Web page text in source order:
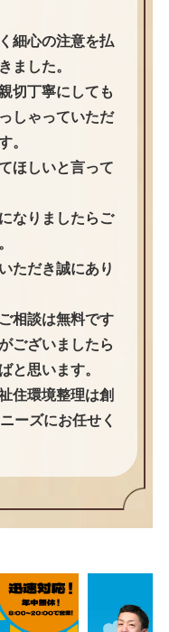
細心の注意を払
ました。
切丁寧にしても
しゃっていただ
。
ほしいと言って
なりましたらご
ただき誠にあり
相談は無料です
ございましたら
と思います。
住環境整理は創
ーズにお任せく